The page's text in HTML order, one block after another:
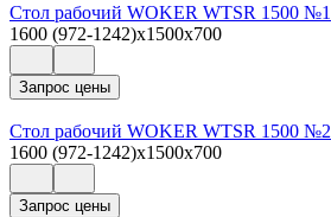
Стол рабочий WOKER WTSR 1500 №1
1600 (972-1242)x1500x700
Запрос цены
Стол рабочий WOKER WTSR 1500 №2
1600 (972-1242)x1500x700
Запрос цены